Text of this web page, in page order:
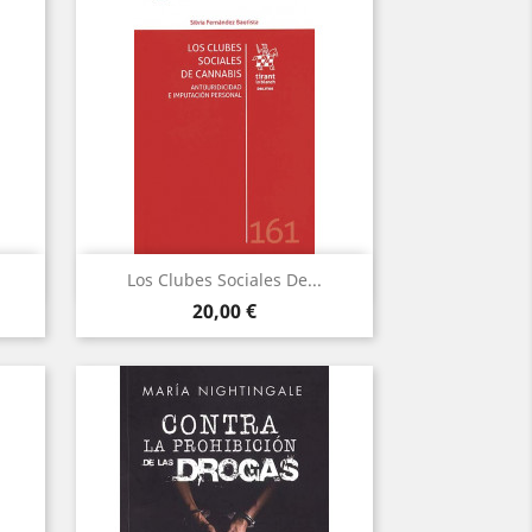
Los Clubes Sociales De...
Precio
20,00 €
Vista rápida